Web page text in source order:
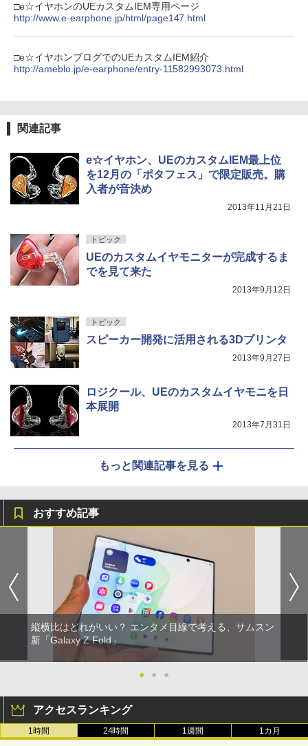
□e☆イヤホンのUEカスタムIEM専用ページ
http://www.e-earphone.jp/html/page147.html
□e☆イヤホンブログでのUEカスタムIEM紹介
http://ameblo.jp/e-earphone/entry-11582993073.html
関連記事
e☆イヤホン、UEのカスタムIEM最上位
を12月の「ポタフェス」で限定販売。購
入者が音決め
2013年11月21日
トピック
UEのカスタムイヤモニターが完成するま
でを見て来た
2013年9月12日
トピック
スピーカー開発に活用される3Dプリンタ
2013年9月27日
ロジクール、UEのカスタムイヤモニを日
本展開
2013年7月31日
もっと関連記事を見る
おすすめ記事
縦横比はどれがいい？ エンタメ目線で考える、サムスン
新「Galaxy Z Fold」
● ● ●
アクセスランキング
1時間 24時間 1週間 1カ月